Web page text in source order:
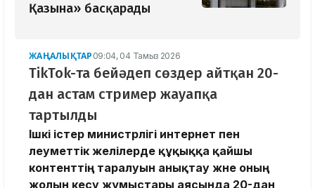
Қазына» басқарады
ЖАҢАЛЫҚТАР 09:04, 04 Тамыз 2026
TikTok-та бейәдеп сөздер айтқан 20-
дан астам стример жауапқа
тартылды
Ішкі істер министрлігі интернет пен
әлеуметтік желілерде құқыққа қайшы
контенттің таралуын анықтау және оның
жолын кесу жұмыстары аясында 20-дан